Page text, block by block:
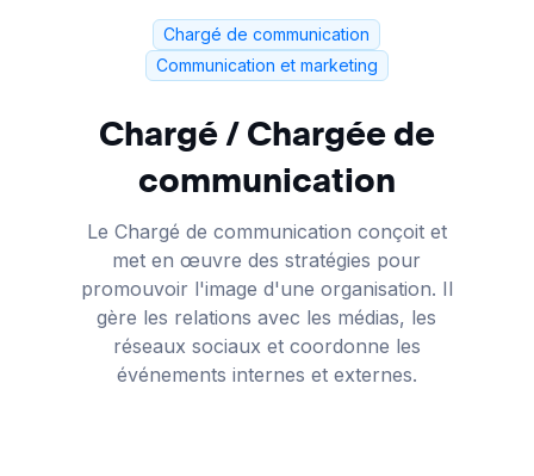
Chargé de communication
Communication et marketing
Chargé / Chargée de
communication
Le Chargé de communication conçoit et
met en œuvre des stratégies pour
promouvoir l'image d'une organisation. Il
gère les relations avec les médias, les
réseaux sociaux et coordonne les
événements internes et externes.